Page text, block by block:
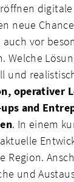
neue
vor
Welche
und
operativer
and
. In einem
Region.
und